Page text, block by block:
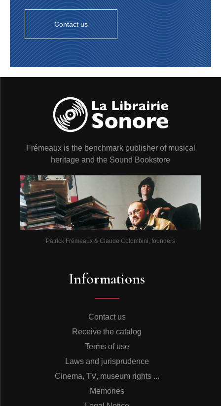
Contact us
Frémeaux is the benchmark publisher of musical
heritage and the Sound Bookstore
Patrick Frémeaux & Claude Colombini, founders
Informations
Contact us
Receive the catalog
Terms of use
Laws and jurisprudence
Cinema, TV, museum rights ...
Memories